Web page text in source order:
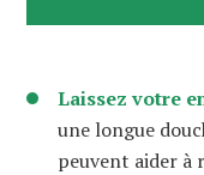
Laissez votre
une longue
peuvent aider à